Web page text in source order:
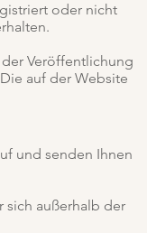
oder nicht
Veröffentlichung
auf der Website
und senden Ihnen
außerhalb der